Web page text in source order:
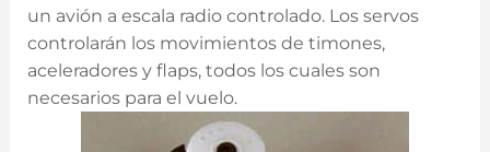
un avión a escala radio controlado. Los servos
controlarán los movimientos de timones,
aceleradores y flaps, todos los cuales son
necesarios para el vuelo.